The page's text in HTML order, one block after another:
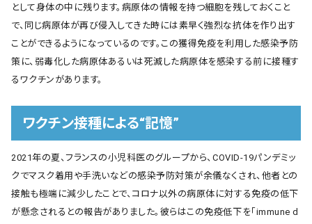
として身体の中に残ります。病原体の情報を持つ細胞を残しておくこと
で、同じ病原体が再び侵入してきた時には素早く強烈な抗体を作り出す
ことができるようになっているのです。この獲得免疫を利用した感染予防
策に、弱毒化した病原体あるいは死滅した病原体を感染する前に接種す
るワクチンがあります。
ワクチン接種による“記憶”
2021年の夏、フランスの小児科医のグループから、COVID-19パンデミッ
クでマスク着用や手洗いなどの感染予防対策が余儀なくされ、他者との
接触も極端に減少したことで、コロナ以外の病原体に対する免疫の低下
が懸念されるとの報告がありました。彼らはこの免疫低下を「immune d